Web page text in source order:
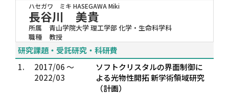
ハセガワ ミキ HASEGAWA Miki
長谷川 美貴
所属
青山学院大学 理工学部 化学・生命科学科
職種
教授
研究課題・受託研究・科研費
1.
2017/06 ～
2022/03
ソフトクリスタルの界面制御に
よる光物性開拓 新学術領域研究
（計画）